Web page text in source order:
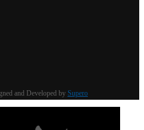
and Developed by Supero